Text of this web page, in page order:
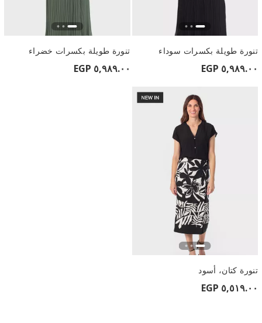
تنورة طويلة بكسرات سوداء
٥,٩٨٩.٠٠ EGP
تنورة طويلة بكسرات خضراء
٥,٩٨٩.٠٠ EGP
تنورة كتان، أسود
٥,٥١٩.٠٠ EGP